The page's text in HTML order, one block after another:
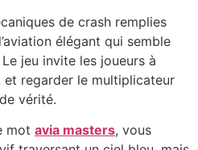
de crash remplies
élégant qui semble
jeu invite les joueurs à
et regarder le multiplicateur
vérité.
mot avia masters, vous